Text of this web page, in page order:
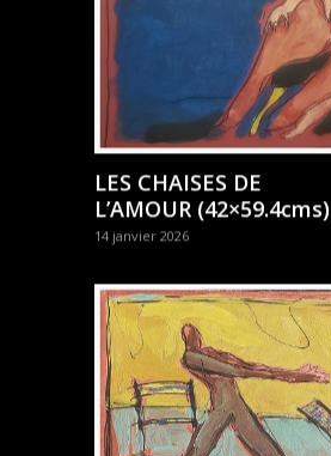
LES CHAISES DE
L’AMOUR (42×59.4cms)
14 janvier 2026